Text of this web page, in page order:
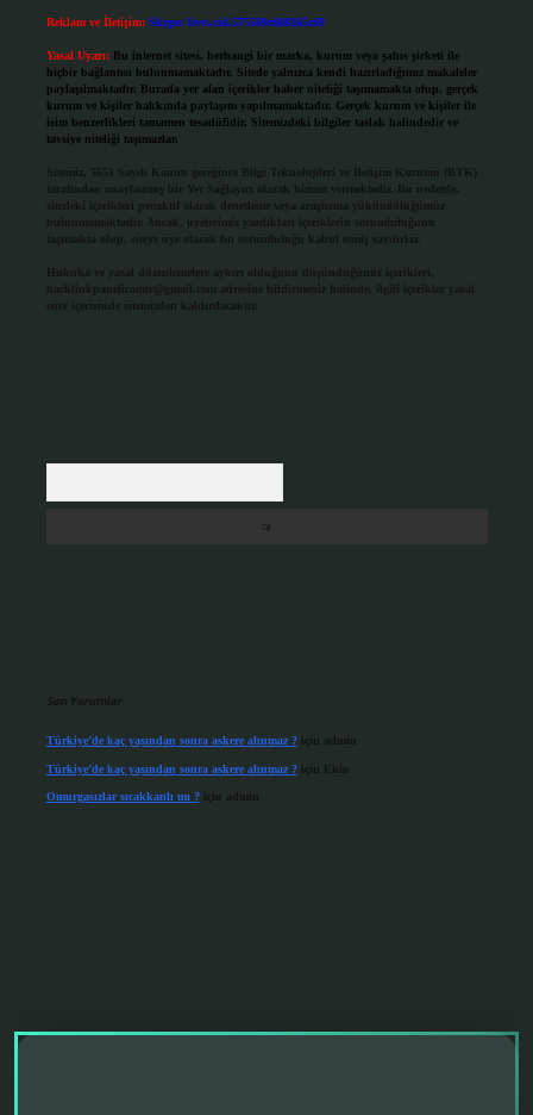
Reklam ve İletişim: Skype: live:.cid.575569c608265c69
Yasal Uyarı: Bu internet sitesi, herhangi bir marka, kurum veya şahıs şirketi ile
hiçbir bağlantısı bulunmamaktadır. Sitede yalnızca kendi hazırladığımız makaleler
paylaşılmaktadır. Burada yer alan içerikler haber niteliği taşımamakta olup, gerçek
kurum ve kişiler hakkında paylaşım yapılmamaktadır. Gerçek kurum ve kişiler ile
isim benzerlikleri tamamen tesadüfidir. Sitemizdeki bilgiler taslak halindedir ve
tavsiye niteliği taşımazlar.
Sitemiz, 5651 Sayılı Kanun gereğince Bilgi Teknolojileri ve İletişim Kurumu (BTK)
tarafından onaylanmış bir Yer Sağlayıcı olarak hizmet vermektedir. Bu nedenle,
sitedeki içerikleri proaktif olarak denetleme veya araştırma yükümlülüğümüz
bulunmamaktadır. Ancak, üyelerimiz yazdıkları içeriklerin sorumluluğunu
taşımakta olup, siteye üye olarak bu sorumluluğu kabul etmiş sayılırlar.
Hukuka ve yasal düzenlemelere aykırı olduğunu düşündüğünüz içerikleri,
backlinkpanelicomtr@gmail.com adresine bildirmeniz halinde, ilgili içerikler yasal
süre içerisinde sitemizden kaldırılacaktır.
Son Yorumlar
Türkiye’de kaç yaşından sonra askere alınmaz ?için admin
Türkiye’de kaç yaşından sonra askere alınmaz ?için Ekin
Omurgasızlar sıcakkanlı mı ?için admin